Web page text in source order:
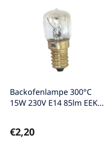
u
Backofenlampe 300°C
15W 230V E14 85lm EEK-E
€2,20